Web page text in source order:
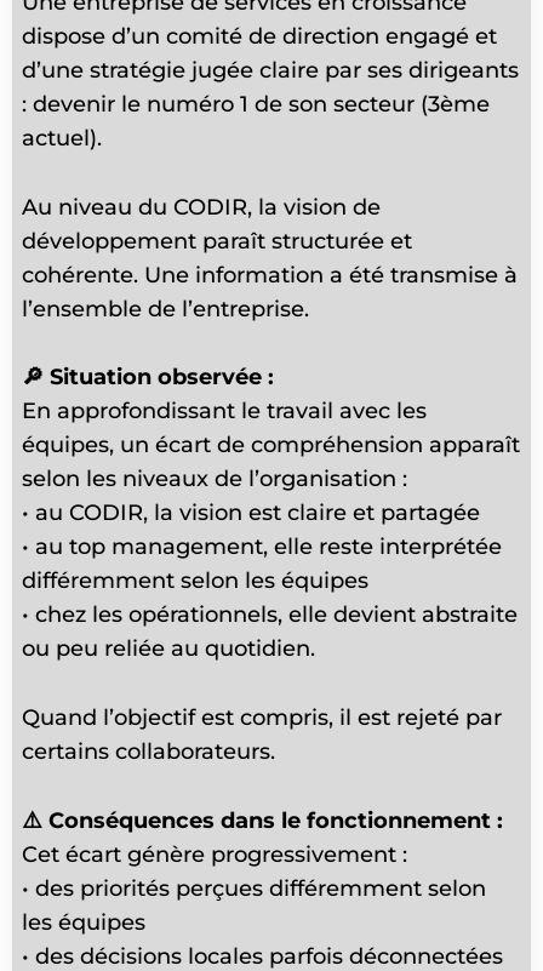
dispose d’un comité de direction engagé et
d’une stratégie jugée claire par ses dirigeants
: devenir le numéro 1 de son secteur (3ème
actuel).
Au niveau du CODIR, la vision de
développement paraît structurée et
cohérente. Une information a été transmise à
l’ensemble de l’entreprise.
🔎 Situation observée :
En approfondissant le travail avec les
équipes, un écart de compréhension apparaît
selon les niveaux de l’organisation :
• au CODIR, la vision est claire et partagée
• au top management, elle reste interprétée
différemment selon les équipes
• chez les opérationnels, elle devient abstraite
ou peu reliée au quotidien.
Quand l’objectif est compris, il est rejeté par
certains collaborateurs.
⚠️ Conséquences dans le fonctionnement :
Cet écart génère progressivement :
• des priorités perçues différemment selon
les équipes
• des décisions locales parfois déconnectées